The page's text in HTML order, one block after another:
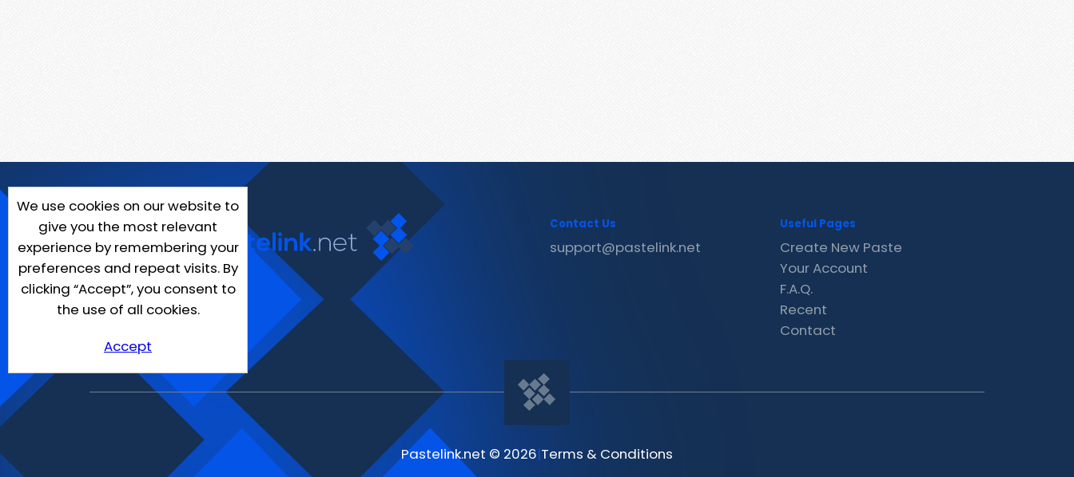
We use cookies on our website to
give you the most relevant
experience by remembering your
preferences and repeat visits. By
clicking “Accept”, you consent to
the use of all cookies.
Accept
Contact Us
support@pastelink.net
Useful Pages
Create New Paste
Your Account
F.A.Q.
Recent
Contact
Pastelink.net © 2026|Terms & Conditions